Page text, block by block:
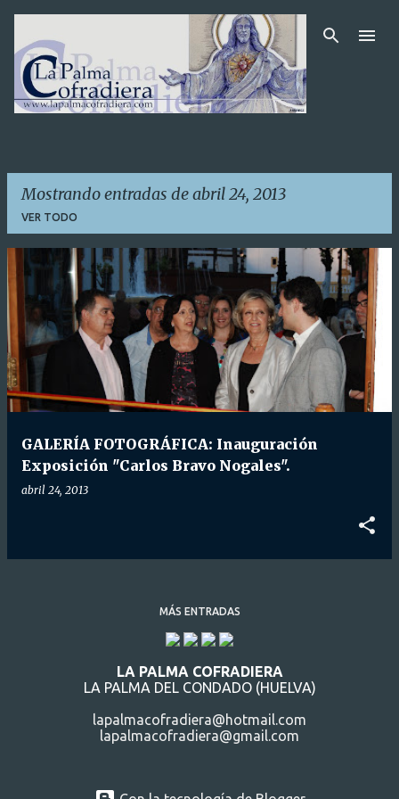
Ir al contenido principal
Mostrando entradas de abril 24, 2013
VER TODO
E
n
t
r
a
d
GALERÍA FOTOGRÁFICA: Inauguración
Exposición "Carlos Bravo Nogales".
abril 24, 2013
MÁS ENTRADAS
LA PALMA COFRADIERA
LA PALMA DEL CONDADO (HUELVA)
lapalmacofradiera@hotmail.com
lapalmacofradiera@gmail.com